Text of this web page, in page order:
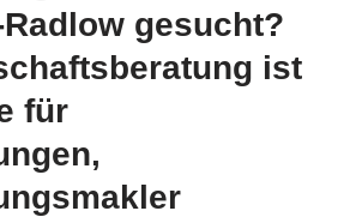
gesucht?
ist
für